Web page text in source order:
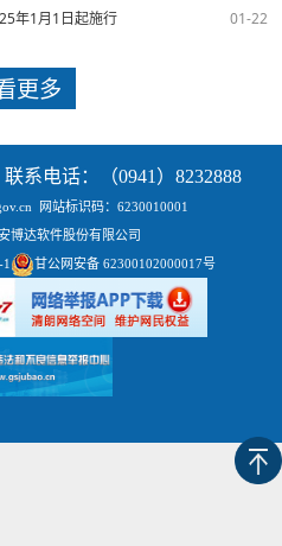
年1月1日起施行 01-22
更多
系电话：（0941）8232888
网站标识码：6230010001
博达软件股份有限公司
甘公网安备 62300102000017号